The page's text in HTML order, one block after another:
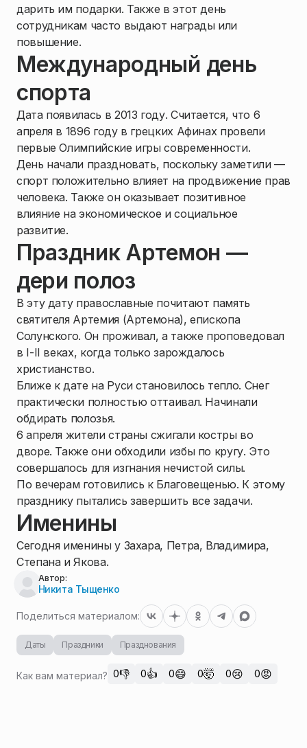
дарить им подарки. Также в этот день
сотрудникам часто выдают награды или
повышение.
Международный день
спорта
Дата появилась в 2013 году. Считается, что 6
апреля в 1896 году в грецких Афинах провели
первые Олимпийские игры современности.
День начали праздновать, поскольку заметили —
спорт положительно влияет на продвижение прав
человека. Также он оказывает позитивное
влияние на экономическое и социальное
развитие.
Праздник Артемон —
дери полоз
В эту дату православные почитают память
святителя Артемия (Артемона), епископа
Солунского. Он проживал, а также проповедовал
в I-II веках, когда только зарождалось
христианство.
Ближе к дате на Руси становилось тепло. Снег
практически полностью оттаивал. Начинали
обдирать полозья.
6 апреля жители страны сжигали костры во
дворе. Также они обходили избы по кругу. Это
совершалось для изгнания нечистой силы.
По вечерам готовились к Благовещенью. К этому
празднику пытались завершить все задачи.
Именины
Сегодня именины у Захара, Петра, Владимира,
Степана и Якова.
Автор:
Никита Тыщенко
Поделиться материалом:
Даты Праздники Празднования
Как вам материал? 0👎 0👍 0😄 0🤯 0😢 0😡